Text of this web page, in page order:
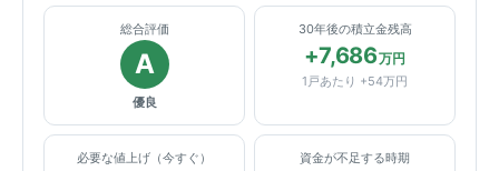
総合評価
A
優良
30年後の積立金残高
+7,686万円
1戸あたり +54万円
必要な値上げ（今すぐ） 資金が不足する時期